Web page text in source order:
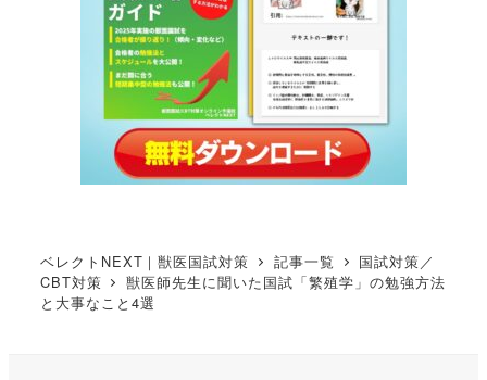
ベレクトNEXT｜獣医国試対策 記事一覧
国試対策／
CBT対策
獣医師先生に聞いた国試「繁殖学」の勉強方法
と大事なこと4選